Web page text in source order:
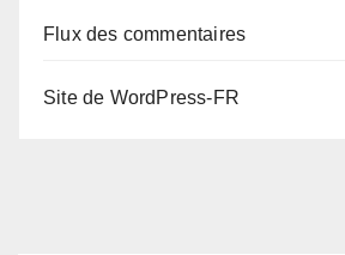
Flux des commentaires
Site de WordPress-FR